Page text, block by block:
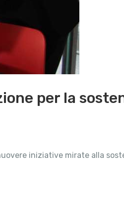
per la
iniziative mirate alla